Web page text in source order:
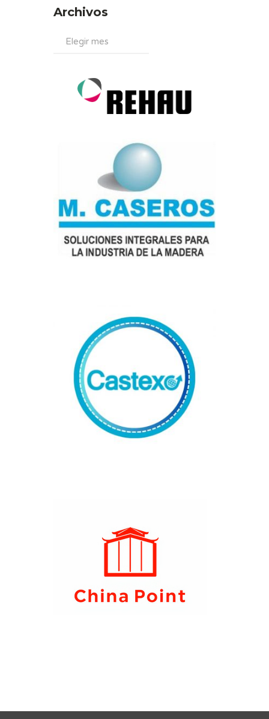
Archivos
Archivos